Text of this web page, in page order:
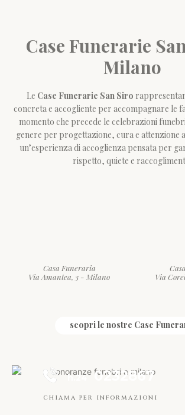
Case Funerarie
Milano
Le Case Funerarie San Siro
concreta e accogliente per accompagnare le
momento che precede le celebrazioni
genere per progettazione, cura e attenzione
un’esperienza di accoglienza pensata per
rispetto, quiete e
Casa Funeraria
Via Amantea, 3 - Milano
Via
scopri le nostre Case
h.24 0232867
chiama per informazioni